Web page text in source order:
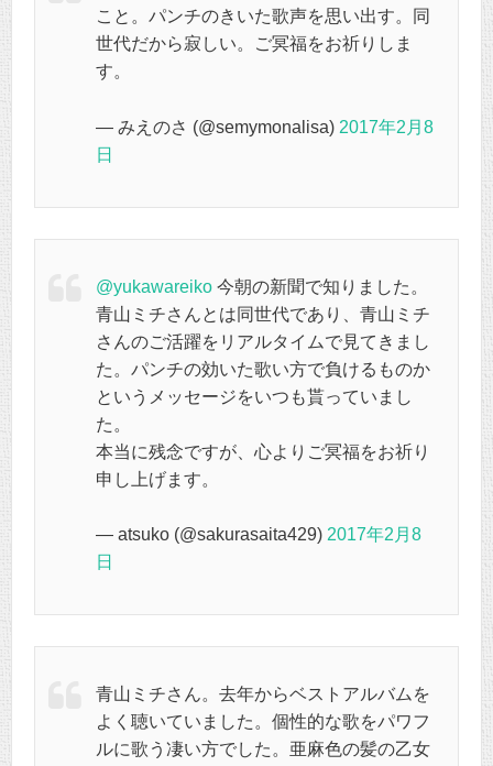
こと。パンチのきいた歌声を思い出す。同
世代だから寂しい。ご冥福をお祈りしま
す。
— みえのさ (@semymonalisa) 2017年2月8
日
@yukawareiko 今朝の新聞で知りました。
青山ミチさんとは同世代であり、青山ミチ
さんのご活躍をリアルタイムで見てきまし
た。パンチの効いた歌い方で負けるものか
というメッセージをいつも貰っていまし
た。
本当に残念ですが、心よりご冥福をお祈り
申し上げます。
— atsuko (@sakurasaita429) 2017年2月8
日
青山ミチさん。去年からベストアルバムを
よく聴いていました。個性的な歌をパワフ
ルに歌う凄い方でした。亜麻色の髪の乙女